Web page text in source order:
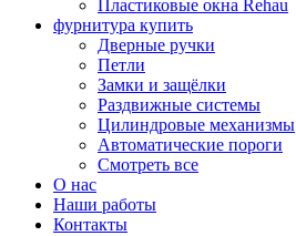
Пластиковые окна Rehau
фурнитура купить
Дверные ручки
Петли
Замки и защёлки
Раздвижные системы
Цилиндровые механизмы
Автоматические пороги
Смотреть все
О нас
Наши работы
Контакты